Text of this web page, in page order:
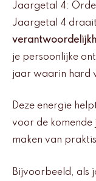
Jaargetal 4:
Jaargetal 4
je persoonlijke
jaar waarin hard
Deze energie
voor de komende
maken van
Bijvoorbeeld, als